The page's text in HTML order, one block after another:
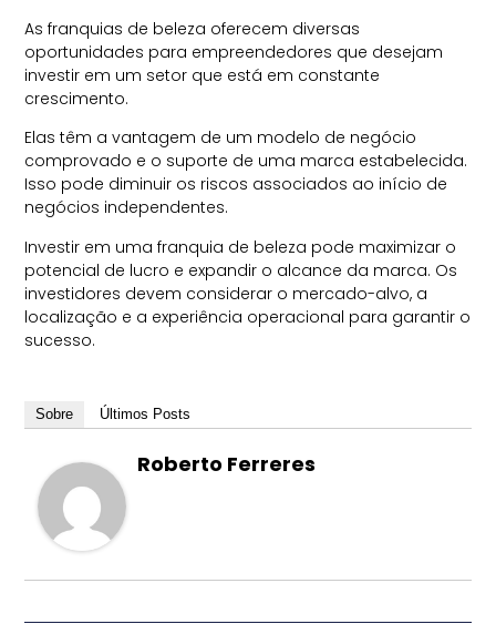
As franquias de beleza oferecem diversas
oportunidades para empreendedores que desejam
investir em um setor que está em constante
crescimento.
Elas têm a vantagem de um modelo de negócio
comprovado e o suporte de uma marca estabelecida.
Isso pode diminuir os riscos associados ao início de
negócios independentes.
Investir em uma franquia de beleza pode maximizar o
potencial de lucro e expandir o alcance da marca. Os
investidores devem considerar o mercado-alvo, a
localização e a experiência operacional para garantir o
sucesso.
Sobre Últimos Posts
Roberto Ferreres